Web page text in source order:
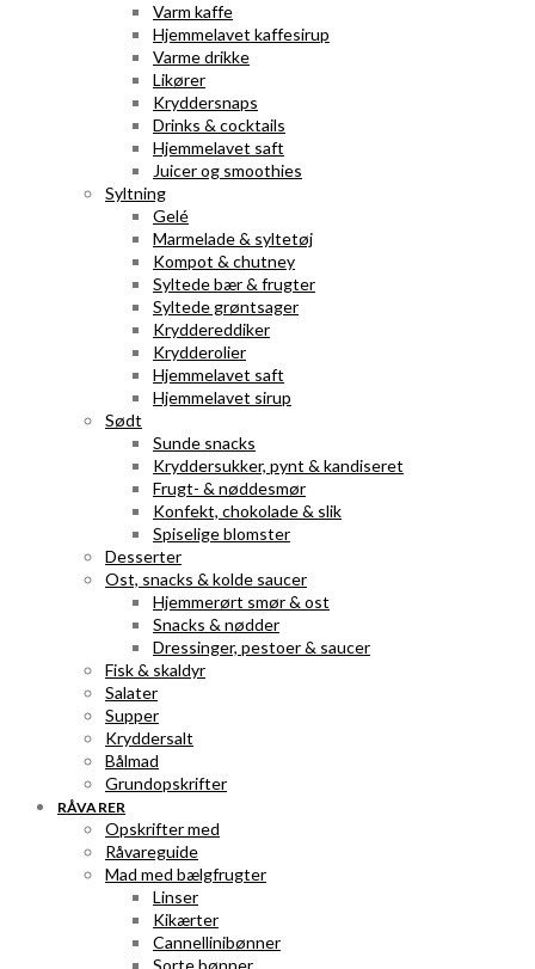
Varm kaffe
Hjemmelavet kaffesirup
Varme drikke
Likører
Kryddersnaps
Drinks & cocktails
Hjemmelavet saft
Juicer og smoothies
Syltning
Gelé
Marmelade & syltetøj
Kompot & chutney
Syltede bær & frugter
Syltede grøntsager
Kryddereddiker
Krydderolier
Hjemmelavet saft
Hjemmelavet sirup
Sødt
Sunde snacks
Kryddersukker, pynt & kandiseret
Frugt- & nøddesmør
Konfekt, chokolade & slik
Spiselige blomster
Desserter
Ost, snacks & kolde saucer
Hjemmerørt smør & ost
Snacks & nødder
Dressinger, pestoer & saucer
Fisk & skaldyr
Salater
Supper
Kryddersalt
Bålmad
Grundopskrifter
RÅVARER
Opskrifter med
Råvareguide
Mad med bælgfrugter
Linser
Kikærter
Cannellinibønner
Sorte bønner